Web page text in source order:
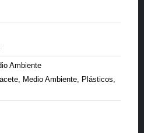
Ambiente
, Medio Ambiente, Plásticos,